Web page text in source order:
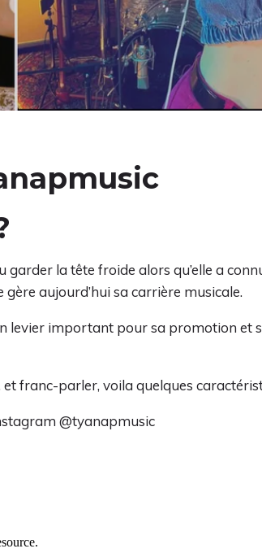
la tête froide alors qu’elle a
aujourd’hui sa carrière musicale.
levier important pour sa promotion et
franc-parler, voila quelques
@tyanapmusic